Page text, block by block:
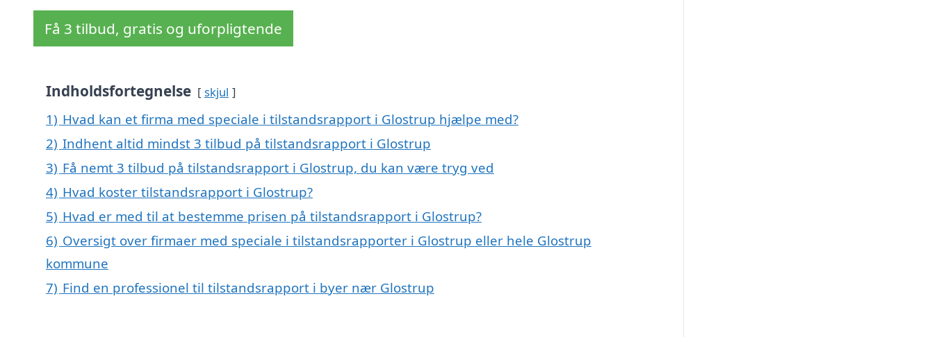
Få 3 tilbud, gratis og uforpligtende
Indholdsfortegnelse skjul
1) Hvad kan et firma med speciale i tilstandsrapport i Glostrup hjælpe med?
2) Indhent altid mindst 3 tilbud på tilstandsrapport i Glostrup
3) Få nemt 3 tilbud på tilstandsrapport i Glostrup, du kan være tryg ved
4) Hvad koster tilstandsrapport i Glostrup?
5) Hvad er med til at bestemme prisen på tilstandsrapport i Glostrup?
6) Oversigt over firmaer med speciale i tilstandsrapporter i Glostrup eller hele Glostrup
kommune
7) Find en professionel til tilstandsrapport i byer nær Glostrup